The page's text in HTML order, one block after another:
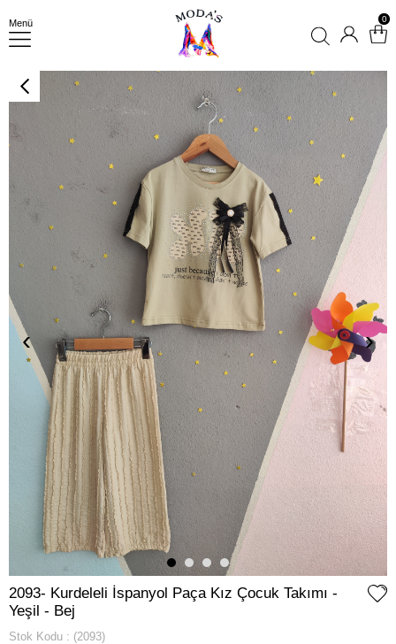
Menü 0
‹ ›
2093- Kurdeleli İspanyol Paça Kız Çocuk Takımı -
Yeşil - Bej
Stok Kodu (2093)